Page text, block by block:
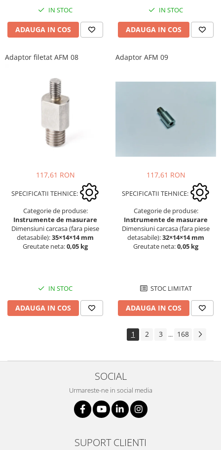
IN STOC
ADAUGA IN COS
IN STOC
ADAUGA IN COS
Adaptor filetat AFM 08
117,61 RON
SPECIFICATII TEHNICE:
Categorie de produse:
Instrumente de masurare
Dimensiuni carcasa (fara piese
detasabile):35×14×14 mm
Greutate neta:0,05 kg
IN STOC
ADAUGA IN COS
Adaptor AFM 09
117,61 RON
SPECIFICATII TEHNICE:
Categorie de produse:
Instrumente de masurare
Dimensiuni carcasa (fara piese
detasabile):32×14×14 mm
Greutate neta:0,05 kg
STOC LIMITAT
ADAUGA IN COS
1 2 3 ... 168
SOCIAL
Urmareste-ne in social media
SUPORT CLIENTI